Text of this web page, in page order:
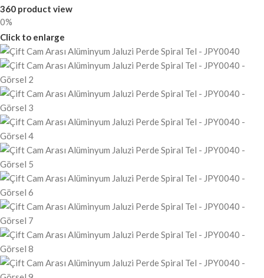
360 product view
0%
Click to enlarge